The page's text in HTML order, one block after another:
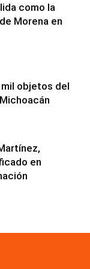
como la
Morena en
mil objetos del
en